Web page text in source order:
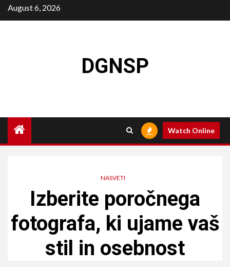
Skip
to
August 6, 2026
DGNSP
Watch Online
NASVETI
Izberite poročnega
fotografa, ki ujame vaš
stil in osebnost